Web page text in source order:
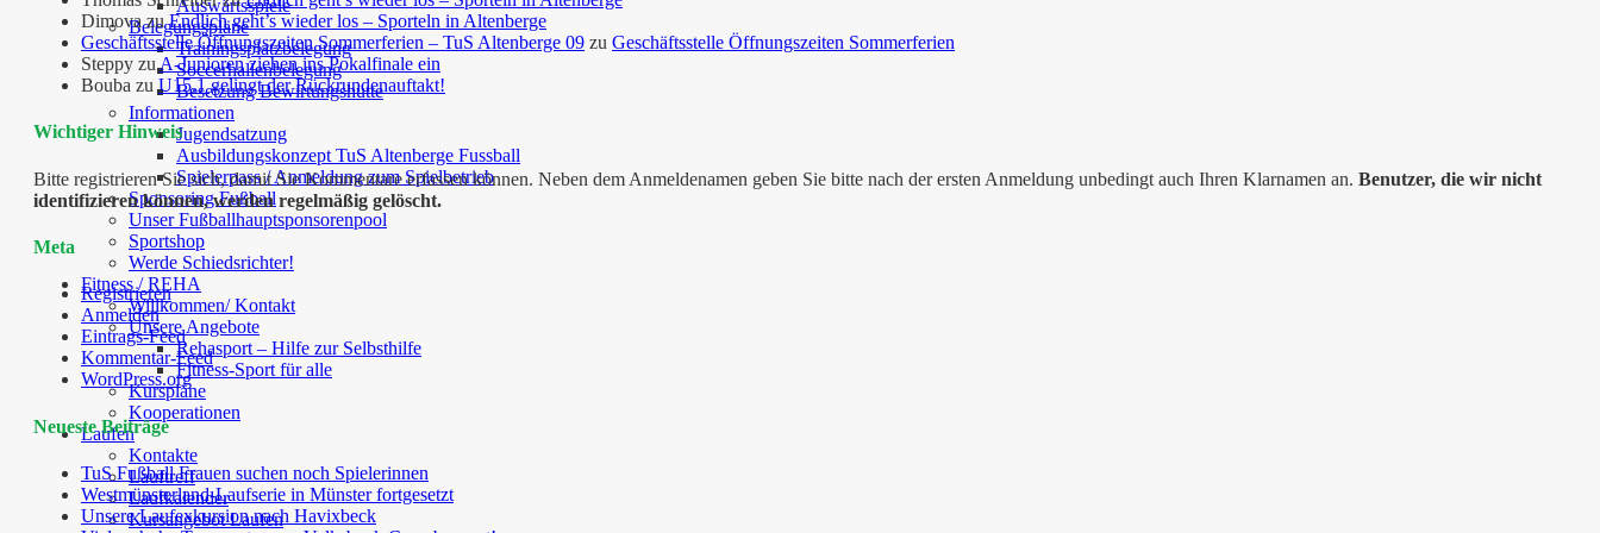
Auswärtsspiele
Belegungspläne
Trainingsplatzbelegung
Soccerhallenbelegung
Besetzung Bewirtungshütte
Informationen
Jugendsatzung
Ausbildungskonzept TuS Altenberge Fussball
Spielerpass / Anmeldung zum Spielbetrieb
Sponsoring Fußball
Unser Fußballhauptsponsorenpool
Sportshop
Werde Schiedsrichter!
Fitness / REHA
Willkommen/ Kontakt
Unsere Angebote
Rehasport – Hilfe zur Selbsthilfe
Fitness-Sport für alle
Kurspläne
Kooperationen
Laufen
Kontakte
Lauftreff
Laufkalender
Kursangebot Laufen
DimovazuEndlich geht’s wieder los – Sporteln in Altenberge
Geschäftsstelle Öffnungszeiten Sommerferien – TuS Altenberge 09 zu Geschäftsstelle Öffnungszeiten Sommerferien
Steppy zuA-Junioren ziehen ins Pokalfinale ein
Bouba zuU15.1 gelingt der Rückrundenauftakt!
Wichtiger Hinweis
Bitte registrieren Sie sich, damit Sie Kommentare erfassen können. Neben dem Anmeldenamen geben Sie bitte nach der ersten Anmeldung unbedingt auch Ihren Klarnamen an. Benutzer, die wir nicht
identifizieren können, werden regelmäßig gelöscht.
Meta
Registrieren
Anmelden
Eintrags-Feed
Kommentar-Feed
WordPress.org
Neueste Beiträge
TuS Fußball Frauen suchen noch Spielerinnen
Westmünsterland-Laufserie in Münster fortgesetzt
Unsere Laufexkursion nach Havixbeck